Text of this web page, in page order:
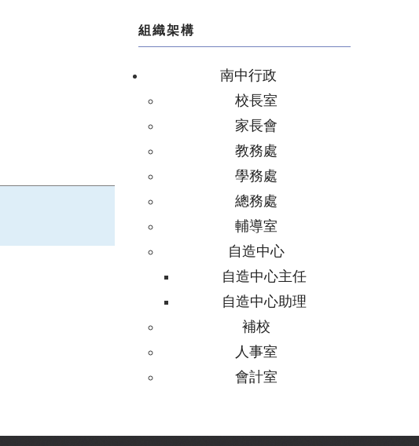
組織架構
南中行政
校長室
家長會
教務處
學務處
總務處
輔導室
自造中心
自造中心主任
自造中心助理
補校
人事室
會計室